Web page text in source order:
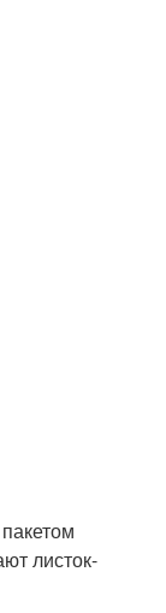
листок-